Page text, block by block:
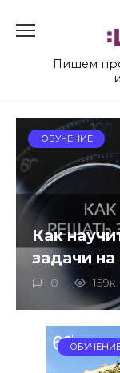
Пишем
ОБУЧЕНИЕ
Как
задачи
0 159к.